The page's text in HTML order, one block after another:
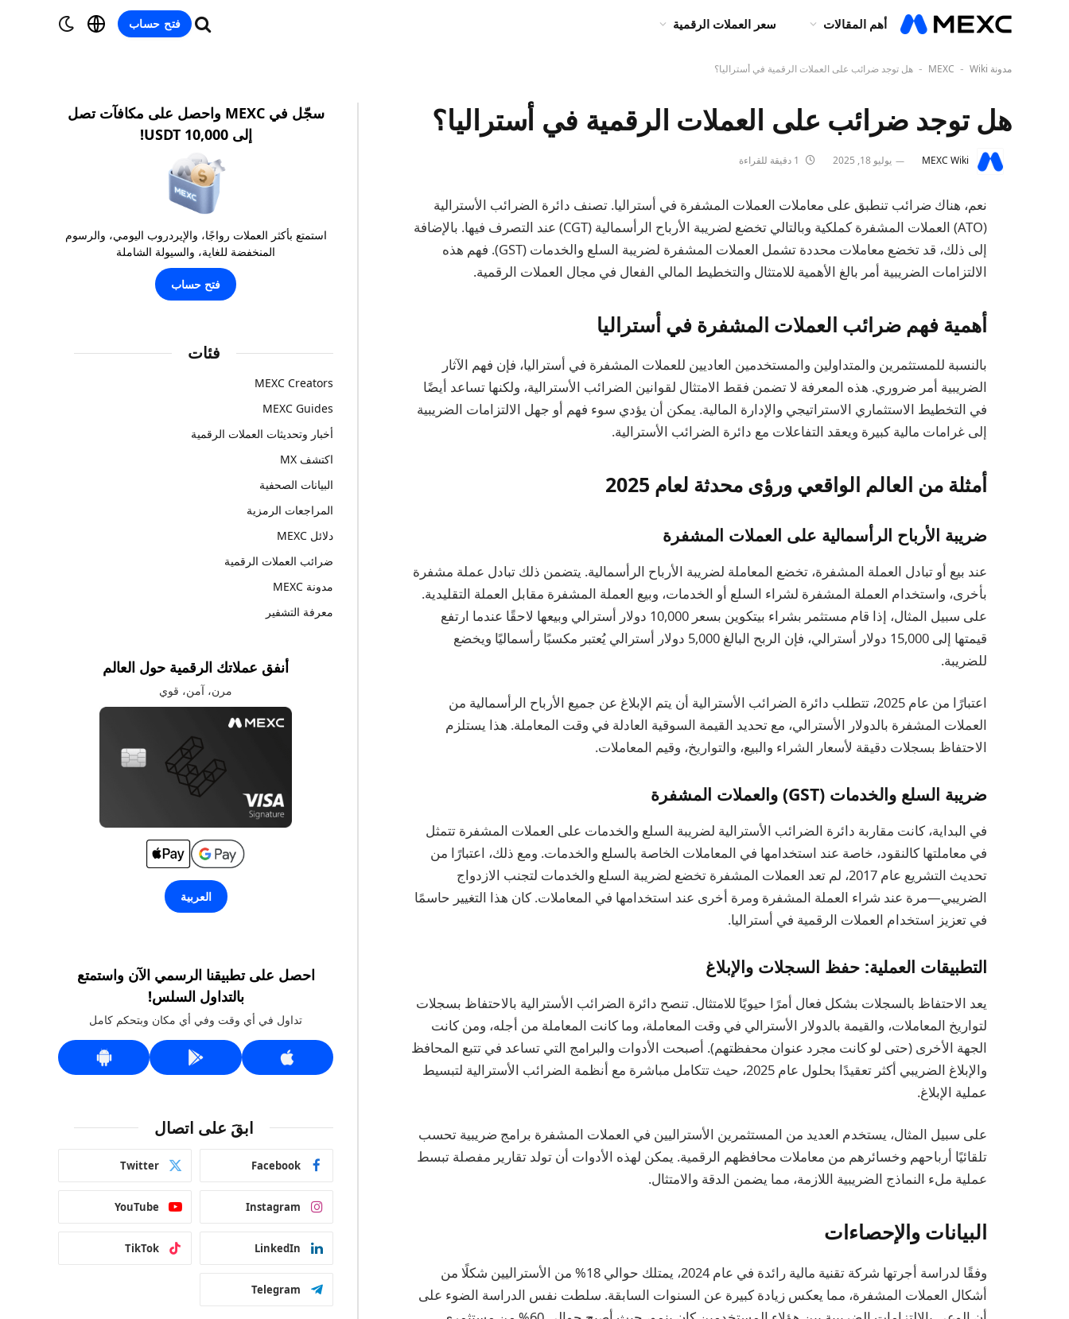
أهم المقالات سعر العملات الرقمية فتح حساب
مدونة MEXC - Wiki
- هل توجد ضرائب على العملات الرقمية في أستراليا؟
هل توجد ضرائب على العملات الرقمية في أستراليا؟
MEXC Wiki يوليو 18, 2025
نعم، هناك ضرائب تنطبق على معاملات العملات المشفرة في أستراليا. تصنف دائرة الضرائب الأسترالية
(ATO) العملات المشفرة كملكية وبالتالي تخضع لضريبة الأرباح الرأسمالية (CGT) عند التصرف فيها. بالإضافة
إلى ذلك، قد تخضع معاملات محددة تشمل العملات المشفرة لضريبة السلع والخدمات (GST). فهم هذه
الالتزامات الضريبية أمر بالغ الأهمية للامتثال والتخطيط المالي الفعال في مجال العملات الرقمية.
أهمية فهم ضرائب العملات المشفرة في أستراليا
بالنسبة للمستثمرين والمتداولين والمستخدمين العاديين للعملات المشفرة في أستراليا، فإن فهم الآثار
الضريبية أمر ضروري. هذه المعرفة لا تضمن فقط الامتثال لقوانين الضرائب الأسترالية، ولكنها تساعد أيضًا
في التخطيط الاستثماري الاستراتيجي والإدارة المالية. يمكن أن يؤدي سوء فهم أو جهل الالتزامات الضريبية
إلى غرامات مالية كبيرة ويعقد التفاعلات مع دائرة الضرائب الأسترالية.
أمثلة من العالم الواقعي ورؤى محدثة لعام 2025
ضريبة الأرباح الرأسمالية على العملات المشفرة
عند بيع أو تبادل العملة المشفرة، تخضع المعاملة لضريبة الأرباح الرأسمالية. يتضمن ذلك تبادل عملة مشفرة
بأخرى، واستخدام العملة المشفرة لشراء السلع أو الخدمات، وبيع العملة المشفرة مقابل العملة التقليدية.
على سبيل المثال، إذا قام مستثمر بشراء بيتكوين بسعر 10,000 دولار أسترالي وبيعها لاحقًا عندما ارتفع
قيمتها إلى 15,000 دولار أسترالي، فإن الربح البالغ 5,000 دولار أسترالي يُعتبر مكسبًا رأسماليًا ويخضع
للضريبة.
اعتبارًا من عام 2025، تتطلب دائرة الضرائب الأسترالية أن يتم الإبلاغ عن جميع الأرباح الرأسمالية من
العملات المشفرة بالدولار الأسترالي، مع تحديد القيمة السوقية العادلة في وقت المعاملة. هذا يستلزم
الاحتفاظ بسجلات دقيقة لأسعار الشراء والبيع، والتواريخ، وقيم المعاملات.
ضريبة السلع والخدمات (GST) والعملات المشفرة
في البداية، كانت مقاربة دائرة الضرائب الأسترالية لضريبة السلع والخدمات على العملات المشفرة تتمثل
في معاملتها كالنقود، خاصة عند استخدامها في المعاملات الخاصة بالسلع والخدمات. ومع ذلك، اعتبارًا من
تحديث التشريع عام 2017، لم تعد العملات المشفرة تخضع لضريبة السلع والخدمات لتجنب الازدواج
الضريبي—مرة عند شراء العملة المشفرة ومرة أخرى عند استخدامها في المعاملات. كان هذا التغيير حاسمًا
في تعزيز استخدام العملات الرقمية في أستراليا.
التطبيقات العملية: حفظ السجلات والإبلاغ
يعد الاحتفاظ بالسجلات بشكل فعال أمرًا حيويًا للامتثال. تنصح دائرة الضرائب الأسترالية بالاحتفاظ بسجلات
لتواريخ المعاملات، والقيمة بالدولار الأسترالي في وقت المعاملة، وما كانت المعاملة من أجله، ومن كانت
الجهة الأخرى (حتى لو كانت مجرد عنوان محفظتهم). أصبحت الأدوات والبرامج التي تساعد في تتبع المحافظ
والإبلاغ الضريبي أكثر تعقيدًا بحلول عام 2025، حيث تتكامل مباشرة مع أنظمة الضرائب الأسترالية لتبسيط
عملية الإبلاغ.
على سبيل المثال، يستخدم العديد من المستثمرين الأستراليين في العملات المشفرة برامج ضريبية تحسب
تلقائيًا أرباحهم وخسائرهم من معاملات محافظهم الرقمية. يمكن لهذه الأدوات أن تولد تقارير مفصلة تبسط
عملية ملء النماذج الضريبية اللازمة، مما يضمن الدقة والامتثال.
البيانات والإحصاءات
وفقًا لدراسة أجرتها شركة تقنية مالية رائدة في عام 2024، يمتلك حوالي 18% من الأستراليين شكلًا من
أشكال العملات المشفرة، مما يعكس زيادة كبيرة عن السنوات السابقة. سلطت نفس الدراسة الضوء على
سجّل في MEXC واحصل على مكافآت تصل
إلى 10,000 USDT!
استمتع بأكثر العملات رواجًا، والإيردروب اليومي، والرسوم
المنخفضة للغاية، والسيولة الشاملة
فتح حساب
فئات
MEXC Creators
MEXC Guides
أخبار وتحديثات العملات الرقمية
اكتشف MX
البيانات الصحفية
المراجعات الرمزية
دلائل MEXC
ضرائب العملات الرقمية
مدونة MEXC
معرفة التشفير
أنفق عملاتك الرقمية حول العالم
مرن، آمن، قوي
العربية
احصل على تطبيقنا الرسمي الآن واستمتع
بالتداول السلس!
تداول في أي وقت وفي أي مكان وبتحكم كامل
ابقَ على اتصال
Facebook
Twitter
Instagram
YouTube
LinkedIn
TikTok
Telegram